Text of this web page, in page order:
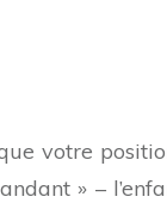
votre
» –